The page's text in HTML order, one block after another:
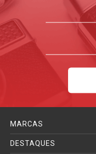
MARCAS
DESTAQUES